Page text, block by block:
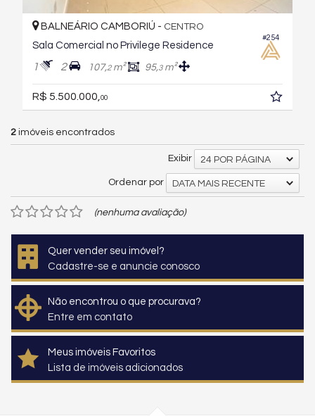
#254
BALNEÁRIO CAMBORIÚ - CENTRO
Sala Comercial no Privilege Residence
1 2 107,2m² 95,3m²
R$ 5.500.000,00
2 imóveis encontrados
Exibir 24 POR PÁGINA
Ordenar por DATA MAIS RECENTE
(nenhuma avaliação)
Quer vender seu imóvel?
Cadastre-se e anuncie conosco
Não encontrou o que procurava?
Entre em contato
Meus imóveis Favoritos
Lista de imóveis adicionados